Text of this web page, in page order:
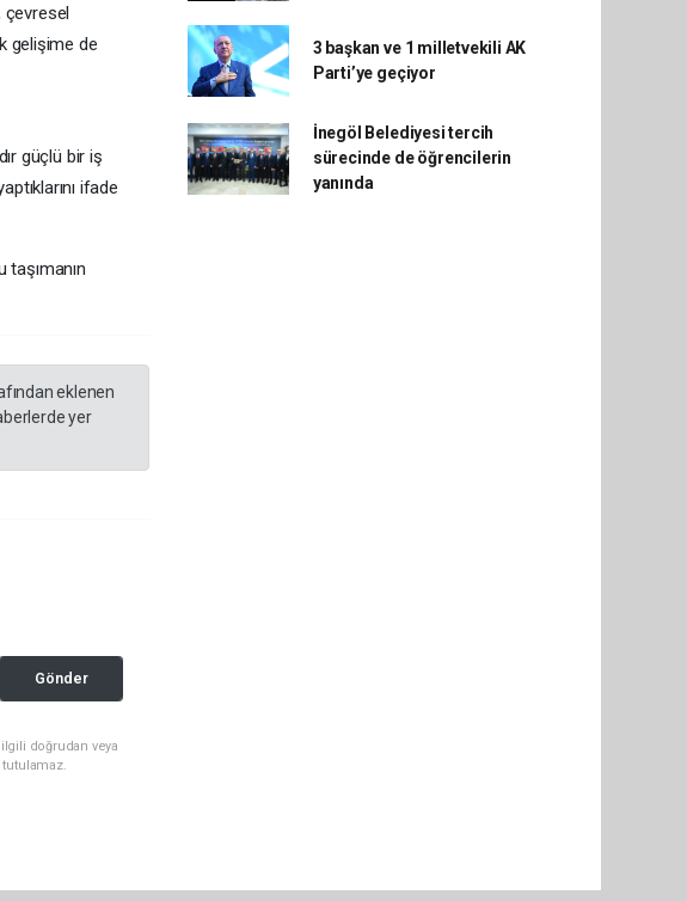
çevresel
gelişime de
güçlü bir iş
ifade
eklenen
yer
Gönder
doğrudan veya
3 başkan ve 1 milletvekili AK
Parti’ye geçiyor
İnegöl Belediyesi tercih
sürecinde de öğrencilerin
yanında